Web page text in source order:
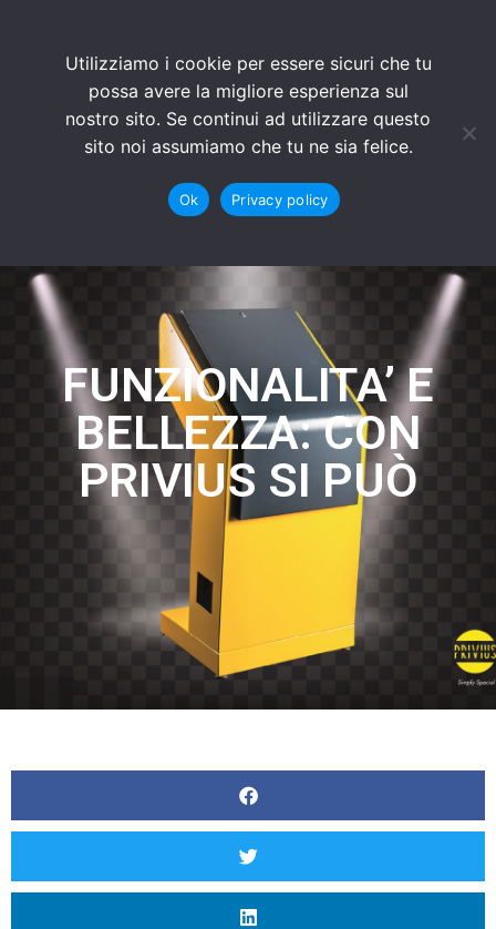
FUNZIONALITA’ E
BELLEZZA: CON
PRIVIUS SI PUÒ
Utilizziamo i cookie per essere sicuri che tu
possa avere la migliore esperienza sul
nostro sito. Se continui ad utilizzare questo
sito noi assumiamo che tu ne sia felice.
Ok Privacy policy